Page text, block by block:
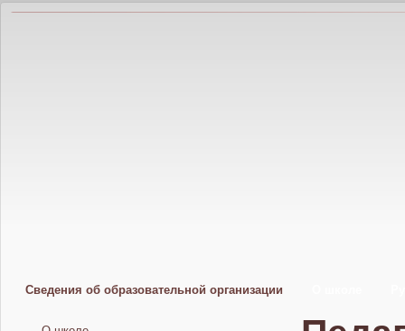
Сведения об образовательной организации